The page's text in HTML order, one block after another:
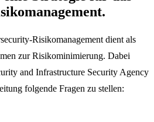
Risikomanagement dient als
zur Risikominimierung. Dabei
and Infrastructure Security Agency
folgende Fragen zu stellen: